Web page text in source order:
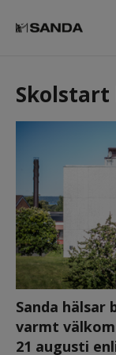
Skolstart
Sanda hälsar
varmt
21 augusti